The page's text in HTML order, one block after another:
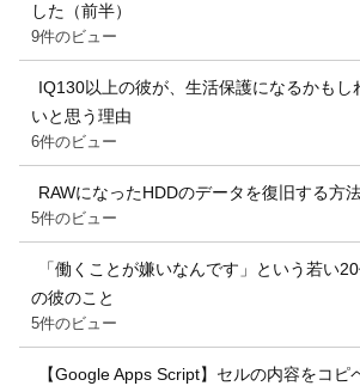
した（前半）
9件のビュー
IQ130以上の彼が、生活保護になるかもし
いと思う理由
6件のビュー
RAWになったHDDのデータを復旧する方
5件のビュー
「働くことが嫌いなんです」という若い
の彼のこと
5件のビュー
【Google Apps Script】セルの内容をコピ